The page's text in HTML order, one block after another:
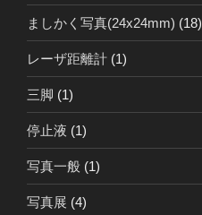
ましかく写真(24x24mm) (18)
レーザ距離計 (1)
三脚 (1)
停止液 (1)
写真一般 (1)
写真展 (4)